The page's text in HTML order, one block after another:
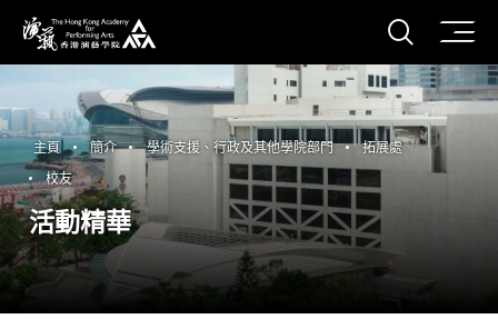
香港演藝學院
打開
主頁 簡介 學術支援、行政及其他學院部門
拓展處
校友
活動精華